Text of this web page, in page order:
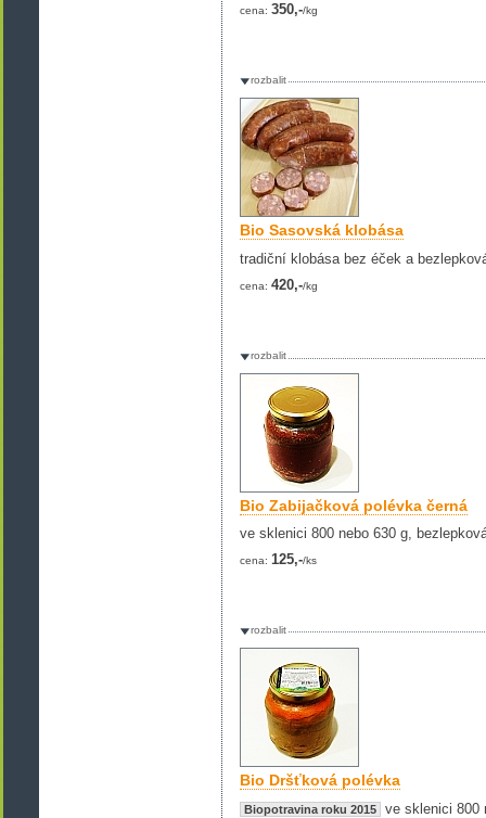
cena: 350,-/kg
rozbalit
Bio Sasovská klobása
tradiční klobása bez éček a
cena: 420,-/kg
rozbalit
Bio Zabijačková polévka černá
ve sklenici 800 nebo 630 g,
cena: 125,-/ks
rozbalit
Bio Dršťková polévka
Biopotravina roku 2015
ve sklenici 800